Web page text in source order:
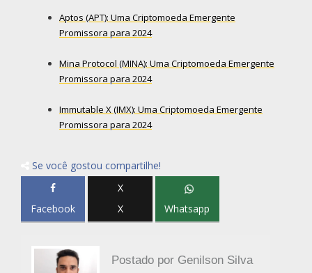
Aptos (APT): Uma Criptomoeda Emergente
Promissora para 2024
Mina Protocol (MINA): Uma Criptomoeda Emergente
Promissora para 2024
Immutable X (IMX): Uma Criptomoeda Emergente
Promissora para 2024
Se você gostou compartilhe!
Facebook
X
X
Whatsapp
Postado por Genilson Silva